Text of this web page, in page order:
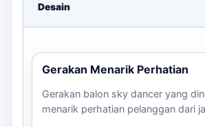
Desain
Gerakan Menarik Perhatian
Gerakan balon sky dancer yang
menarik perhatian pelanggan dari